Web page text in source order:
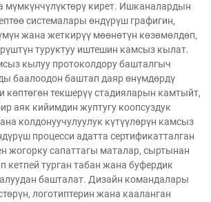
мүмкүнчүлүктөрү кирет. Ишканалардын
системалары өндүрүш графигин,
жана жеткирүү мөөнөтүн көзөмөлдөп,
туруктуу иштешин камсыз кылат.
кылуу протоколдору башталгыч
баалоодон баштап даяр өнүмдөрдү
көптөгөн текшерүү стадияларын камтыйт,
аяк кийимдин жуптугу коопсуздук
колдонуучулуулук күтүүлөрүн камсыз
процесси адатта сертификатталган
жогорку сапаттагы маталар, сыртынан
кетпей турган табан жана буфердик
башталат. Дизайн командалары
логотиптерин жана кааланган